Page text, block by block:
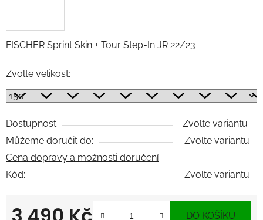
FISCHER Sprint Skin + Tour Step-In JR 22/23
Zvolte velikost:
Dostupnost
Zvolte variantu
Můžeme doručit do:
Zvolte variantu
Cena dopravy a možnosti doručení
Kód:
Zvolte variantu
DO KOŠÍKU